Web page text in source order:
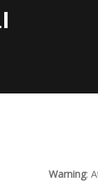
Warning: